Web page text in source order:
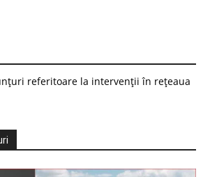
referitoare la intervenții în rețeaua